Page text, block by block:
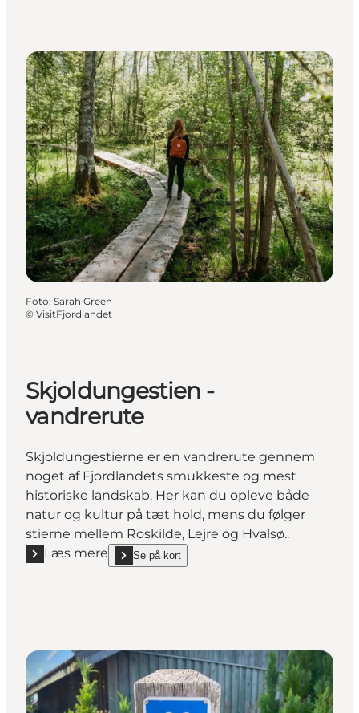
Foto: Sarah Green
© VisitFjordlandet
Skjoldungestien -
vandrerute
Skjoldungestierne er en vandrerute gennem
noget af Fjordlandets smukkeste og mest
historiske landskab. Her kan du opleve både
natur og kultur på tæt hold, mens du følger
stierne mellem Roskilde, Lejre og Hvalsø..
Læs mere
Læs mere "Skjoldungestien - vandrerute"
Se på kort
show Skjoldungestien - vandrerute on_map